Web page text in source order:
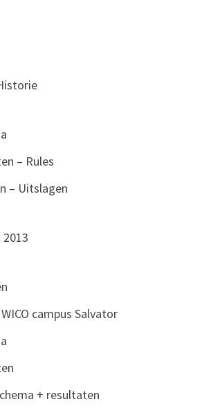
– Rules
– Uitslagen
campus Salvator
+ resultaten